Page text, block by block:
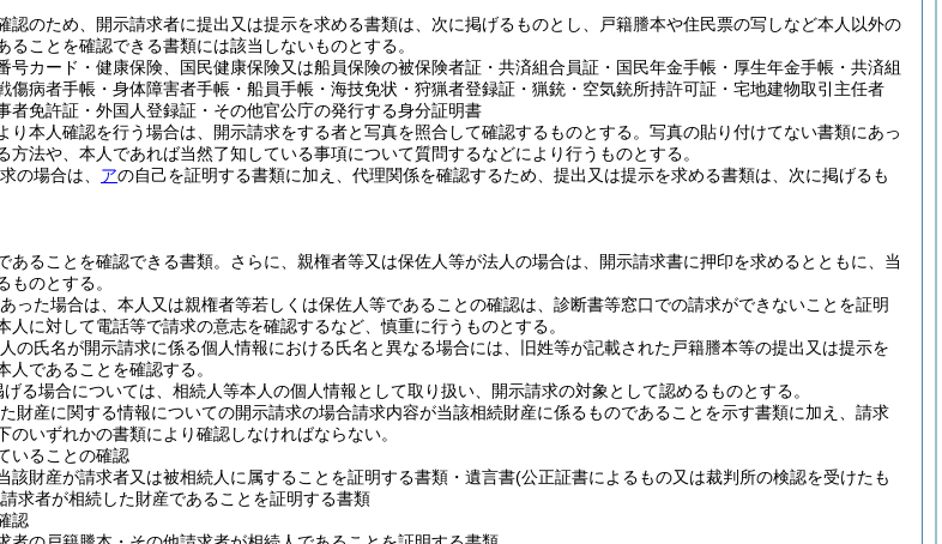
認のため、開示請求者に提出又は提示を求める書類は、次に掲げるものとし、戸籍謄本や住民票の写しなど本人以外の
ことを確認できる書類には該当しないものとする。
号カード・健康保険、国民健康保険又は船員保険の被保険者証・共済組合員証・国民年金手帳・厚生年金手帳・共済組
傷病者手帳・身体障害者手帳・船員手帳・海技免状・狩猟者登録証・猟銃・空気銃所持許可証・宅地建物取引主任者
者免許証・外国人登録証・その他官公庁の発行する身分証明書
り本人確認を行う場合は、開示請求をする者と写真を照合して確認するものとする。 写真の貼り付けてない書類にあっ
方法や、本人であれば当然了知している事項について質問するなどにより行うものとする。
の場合は、 アの自己を証明する書類に加え、代理関係を確認するため、提出又は提示を求める書類は、次に掲げるも
ることを確認できる書類。 さらに、親権者等又は保佐人等が法人の場合は、開示請求書に押印を求めるとともに、当
ものとする。
った場合は、本人又は親権者等若しくは保佐人等であることの確認は、診断書等窓口での請求ができないことを証明
に対して電話等で請求の意志を確認するなど、慎重に行うものとする。
の氏名が開示請求に係る個人情報における氏名と異なる場合には、旧姓等が記載された戸籍謄本等の提出又は提示を
であることを確認する。
る場合については、相続人等本人の個人情報として取り扱い、開示請求の対象として認めるものとする。
財産に関する情報についての開示請求の場合請求内容が当該相続財産に係るものであることを示す書類に加え、請求
いずれかの書類により確認しなければならない。
いることの確認
該財産が請求者又は被相続人に属することを証明する書類・遺言書(公正証書によるもの又は裁判所の検認を受けたも
求者が相続した財産であることを証明する書類
認